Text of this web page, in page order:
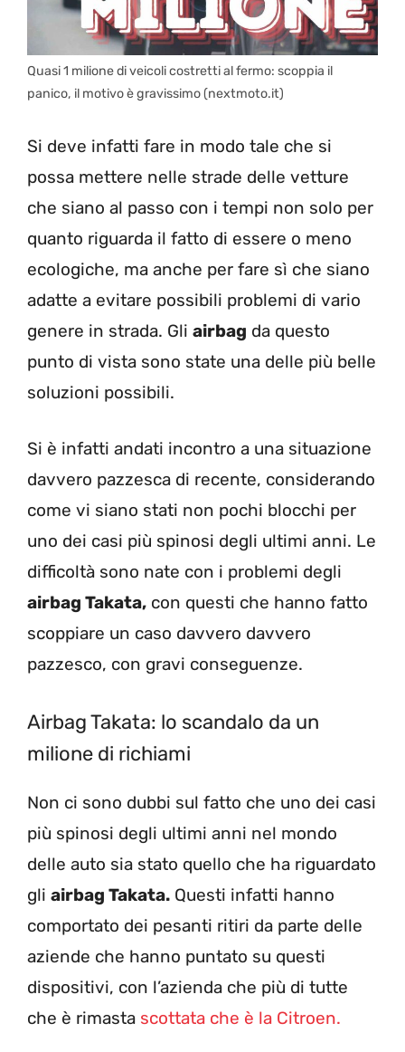
Quasi 1 milione di veicoli costretti al fermo: scoppia il
panico, il motivo è gravissimo (nextmoto.it)
Si deve infatti fare in modo tale che si
possa mettere nelle strade delle vetture
che siano al passo con i tempi non solo per
quanto riguarda il fatto di essere o meno
ecologiche, ma anche per fare sì che siano
adatte a evitare possibili problemi di vario
genere in strada. Gli airbag da questo
punto di vista sono state una delle più belle
soluzioni possibili.
Si è infatti andati incontro a una situazione
davvero pazzesca di recente, considerando
come vi siano stati non pochi blocchi per
uno dei casi più spinosi degli ultimi anni. Le
difficoltà sono nate con i problemi degli
airbag Takata, con questi che hanno fatto
scoppiare un caso davvero davvero
pazzesco, con gravi conseguenze.
Airbag Takata: lo scandalo da un
milione di richiami
Non ci sono dubbi sul fatto che uno dei casi
più spinosi degli ultimi anni nel mondo
delle auto sia stato quello che ha riguardato
gli airbag Takata. Questi infatti hanno
comportato dei pesanti ritiri da parte delle
aziende che hanno puntato su questi
dispositivi, con l’azienda che più di tutte
che è rimasta scottata che è la Citroen.